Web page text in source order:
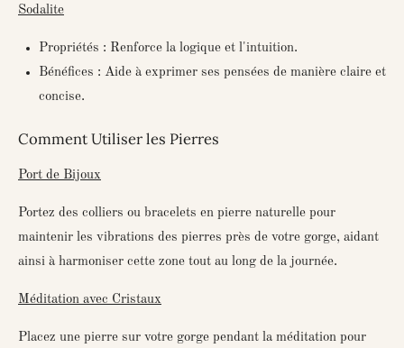
Sodalite
Propriétés : Renforce la logique et l'intuition.
Bénéfices : Aide à exprimer ses pensées de manière claire et
concise.
Comment Utiliser les Pierres
Port de Bijoux
Portez des colliers ou bracelets en pierre naturelle pour
maintenir les vibrations des pierres près de votre gorge, aidant
ainsi à harmoniser cette zone tout au long de la journée.
Méditation avec Cristaux
Placez une pierre sur votre gorge pendant la méditation pour